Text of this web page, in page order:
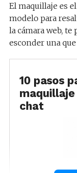
El maquillaje es
modelo para
la cámara web, te
esconder una
10 pasos
chat